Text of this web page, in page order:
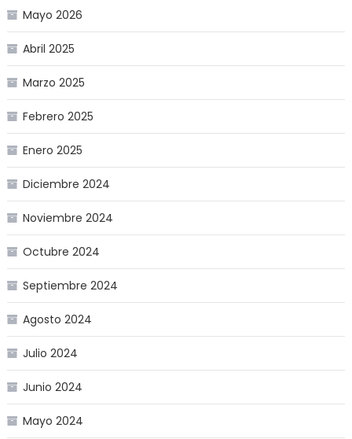
Mayo 2026
Abril 2025
Marzo 2025
Febrero 2025
Enero 2025
Diciembre 2024
Noviembre 2024
Octubre 2024
Septiembre 2024
Agosto 2024
Julio 2024
Junio 2024
Mayo 2024